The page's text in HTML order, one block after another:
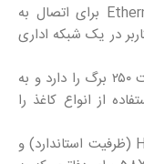
اتصال شبکه‌ای: این پرینتر دارای پورت Ethernet برای اتصال به
در یک شبکه اداری
ظرفیت کاغذ: سینی ورودی این دستگاه ظرفیت ۲۵۰ برگ را دارد و به
برگی امکان استفاده از انواع کاغذ را
تونر اقتصادی: این پرینتر از تونرهای HP 58A (ظرفیت استاندارد) و